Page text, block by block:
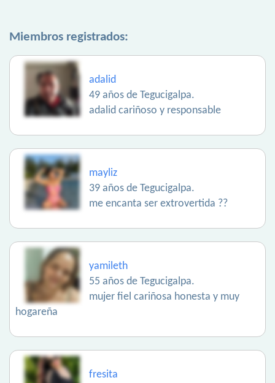
Miembros registrados:
adalid
49 años de Tegucigalpa.
adalid cariñoso y responsable
mayliz
39 años de Tegucigalpa.
me encanta ser extrovertida ??
yamileth
55 años de Tegucigalpa.
mujer fiel cariñosa honesta y muy
hogareña
fresita